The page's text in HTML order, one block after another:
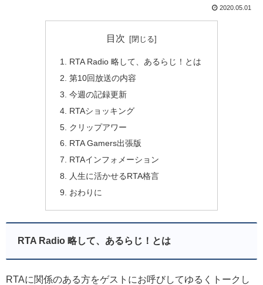
2020.05.01
目次
RTA Radio 略して、あるらじ！とは
第10回放送の内容
今週の記録更新
RTAショッキング
クリップアワー
RTA Gamers出張版
RTAインフォメーション
人生に活かせるRTA格言
おわりに
RTA Radio 略して、あるらじ！とは
RTAに関係のある方をゲストにお呼びしてゆるくトークし